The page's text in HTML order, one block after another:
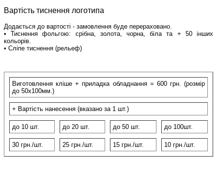
Вартість тиснення логотипа
Додається до вартості - замовлення буде перераховано.
• Тиснення фольгою: срібна, золота, чорна, біла та + 50 інших
кольорів.
• Сліпе тиснення (рельеф)
Виготовлення кліше + приладка обладнання = 600 грн. (розмір
до 50х100мм.)
+ Вартість нанесення (вказано за 1 шт.)
до 10 шт. до 20 шт. до 50 шт. до 100шт.
30 грн./шт. 25 грн./шт. 15 грн./шт. 10 грн./шт.